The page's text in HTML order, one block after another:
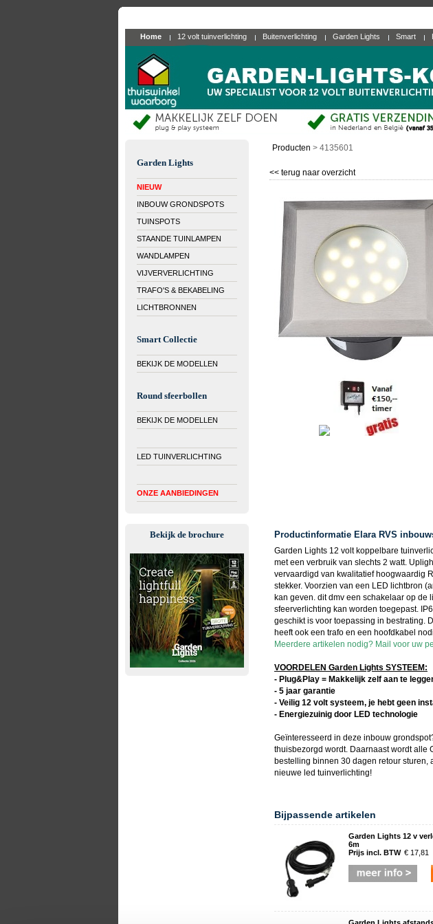
Home 12 volt tuinverlichting Buitenverlichting Garden Lights Smart
Garden Lights
NIEUW
INBOUW GRONDSPOTS
TUINSPOTS
STAANDE TUINLAMPEN
WANDLAMPEN
VIJVERVERLICHTING
TRAFO'S & BEKABELING
LICHTBRONNEN
Smart Collectie
BEKIJK DE MODELLEN
Round sfeerbollen
BEKIJK DE MODELLEN
LED TUINVERLICHTING
ONZE AANBIEDINGEN
Bekijk de brochure
Producten > 4135601
<< terug naar overzicht
Productinformatie Elara RVS
Garden Lights 12 volt koppelbare
met een verbruik van slechts 2 watt.
vervaardigd van kwalitatief hoogwaardig
stekker. Voorzien van een LED lichtbron
kan geven. dit dmv een schakelaar op de
sfeerverlichting kan worden toegepast.
geschikt is voor toepassing in bestrating.
heeft ook een trafo en een hoofdkabel
Meerdere artikelen nodig? Mail voor uw
VOORDELEN Garden Lights SYSTEEM:
- Plug&Play = Makkelijk zelf aan te
- 5 jaar garantie
- Veilig 12 volt systeem, je hebt geen
- Energiezuinig door LED technologie
Geïnteresseerd in deze inbouw grondspot
thuisbezorgd wordt. Daarnaast wordt alle
bestelling binnen 30 dagen retour sturen,
nieuwe led tuinverlichting!
Bijpassende artikelen
Garden Lights 12 v
6m
Prijs incl. BTW € 17,81